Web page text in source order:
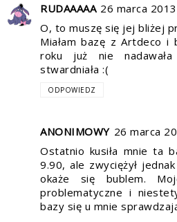
RUDAAAAA 26 marca
O, to muszę się jej bliżej
Miałam bazę z Artdeco i
roku już nie
stwardniała :(
ODPOWIEDZ
ANONIMOWY 26 marca
Ostatnio kusiła mnie ta
9.90, ale zwyciężył
okaże się bublem.
problematyczne i
bazy się u mnie